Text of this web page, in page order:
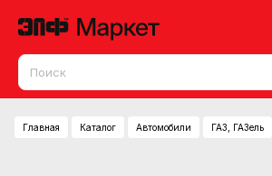
Главная Каталог Автомобили ГАЗ, ГАЗель